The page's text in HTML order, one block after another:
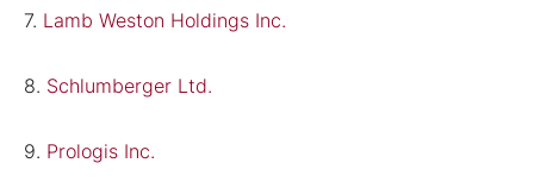
7. Lamb Weston Holdings Inc.
8. Schlumberger Ltd.
9. Prologis Inc.